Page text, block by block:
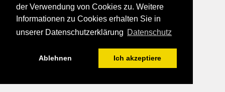
der Verwendung von Cookies zu. Weitere
Informationen zu Cookies erhalten Sie in
unserer Datenschutzerklärung Datenschutz
Ablehnen Ich akzeptiere